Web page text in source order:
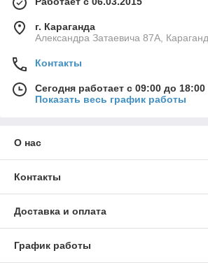
г. Караганда
Александра Затаевича 87А,
Контакты
Сегодня работает с 09:00 до 18:00
Показать весь график работы
О нас
Контакты
Доставка и оплата
График работы